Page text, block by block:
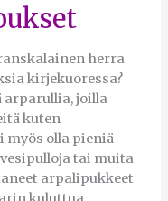
herra
kirjekuoressa?
arparullia, joilla
kuten
olla pieniä
tai muita
arpalipukkeet